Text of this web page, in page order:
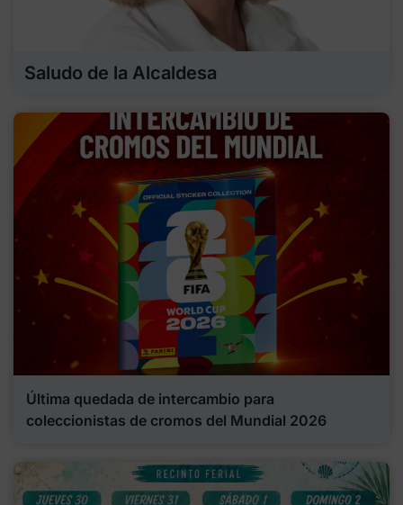
Saludo de la Alcaldesa
Última quedada de intercambio para
coleccionistas de cromos del Mundial 2026